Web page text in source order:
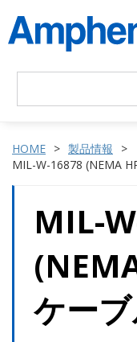
HOME
製品情報
MIL-W-16878 (NEMA
MIL-
ケー